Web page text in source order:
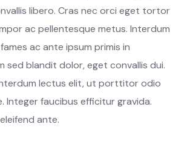
libero. Cras nec orci eget tortor
ac pellentesque metus. Interdum
ac ante ipsum primis in
sed blandit dolor, eget convallis dui.
lectus elit, ut porttitor odio
Integer faucibus efficitur gravida.
ante.